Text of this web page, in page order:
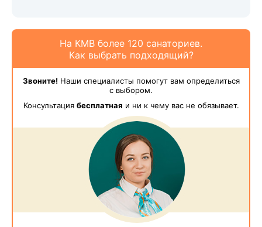
На КМВ более 120 санаториев.
Как выбрать подходящий?
Звоните!Наши специалисты помогут вам определиться
с выбором.
Консультация бесплатная и ни к чему вас не обязывает.